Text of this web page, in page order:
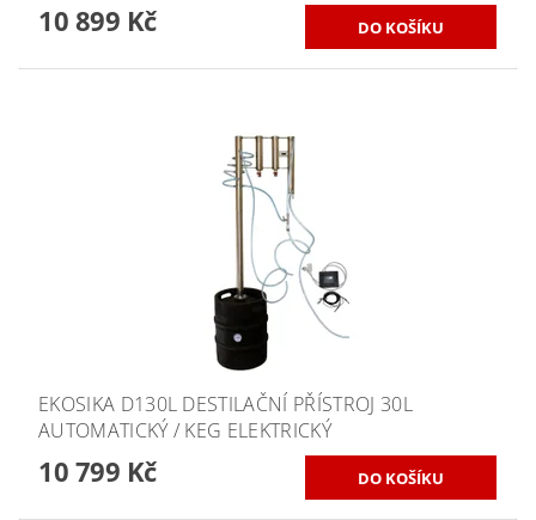
10 899 Kč
EKOSIKA D130L DESTILAČNÍ PŘÍSTROJ 30L
AUTOMATICKÝ / KEG ELEKTRICKÝ
10 799 Kč